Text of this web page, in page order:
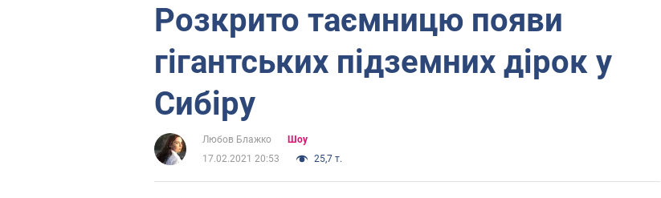
Розкрито таємницю появи
гігантських підземних дірок у
Сибіру
Любов Блажко
Шоу
17.02.2021 20:53
25,7 т.